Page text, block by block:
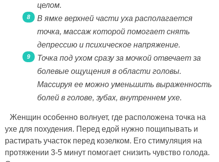
целом.
В ямке верхней части уха располагается
точка, массаж которой помогает снять
депрессию и психическое напряжение.
Точка под ухом сразу за мочкой отвечает за
болевые ощущения в области головы.
Массируя ее можно уменьшить выраженность
болей в голове, зубах, внутреннем ухе.
Женщин особенно волнует, где расположена точка на
ухе для похудения. Перед едой нужно пощипывать и
растирать участок перед козелком. Его стимуляция на
протяжении 3-5 минут помогает снизить чувство голода.